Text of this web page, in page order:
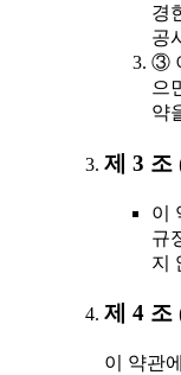
경
공
③
으
약
제 3 조
이
규
지
제 4 조
이 약관